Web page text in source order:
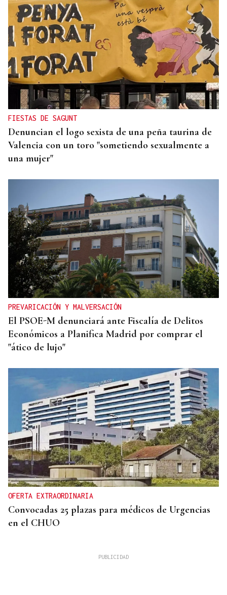
MOVILIDAD VERANO
Un coche todo el verano por 16.32 euros,
entregado en tu puerta
FIESTAS DE SAGUNT
Denuncian el logo sexista de una peña taurina de
Valencia con un toro "sometiendo sexualmente a
una mujer"
PREVARICACIÓN Y MALVERSACIÓN
El PSOE-M denunciará ante Fiscalía de Delitos
Económicos a Planifica Madrid por comprar el
"ático de lujo"
OFERTA EXTRAORDINARIA
Convocadas 25 plazas para médicos de Urgencias
en el CHUO